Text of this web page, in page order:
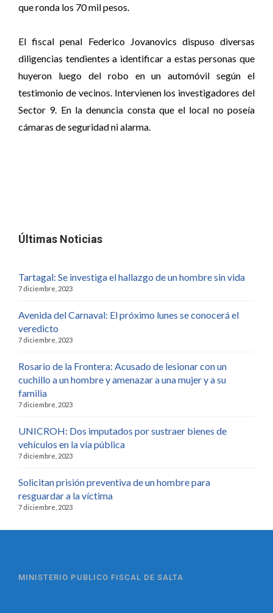
que ronda los 70 mil pesos.
El fiscal penal Federico Jovanovics dispuso diversas
diligencias tendientes a identificar a estas personas que
huyeron luego del robo en un automóvil según el
testimonio de vecinos. Intervienen los investigadores del
Sector 9. En la denuncia consta que el local no poseía
cámaras de seguridad ni alarma.
Últimas Noticias
Tartagal: Se investiga el hallazgo de un hombre sin vida
7 diciembre, 2023
Avenida del Carnaval: El próximo lunes se conocerá el
veredicto
7 diciembre, 2023
Rosario de la Frontera: Acusado de lesionar con un
cuchillo a un hombre y amenazar a una mujer y a su
familia
7 diciembre, 2023
UNICROH: Dos imputados por sustraer bienes de
vehículos en la vía pública
7 diciembre, 2023
Solicitan prisión preventiva de un hombre para
resguardar a la víctima
7 diciembre, 2023
MINISTERIO PUBLICO FISCAL DE SALTA